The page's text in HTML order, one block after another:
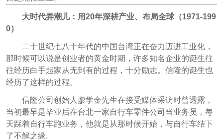
大时代弄潮儿：用20年深耕产业、布局全球（1971-199
0）
二十世纪七八十年代的中国台湾正在奋力迈进工业化，
那时候可以说是创业者的黄金时期，许多知名企业的诞生往
往经历白手起家从无到有的过程，十分励志。信隆的诞生也
经历了这样的过程。
信隆公司创始人廖学金先生在接受媒体采访时曾透露，
当初最早是毕业后在台北一家自行车零件公司当业务员，每
天踩着自行车跑业务，他就是从那时候开始，与自行车结下
了不解之缘。